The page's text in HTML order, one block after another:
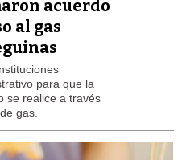
acuerdo
al gas
para que la
se realice a través
gas.